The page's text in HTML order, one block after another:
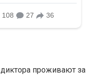
проживают за